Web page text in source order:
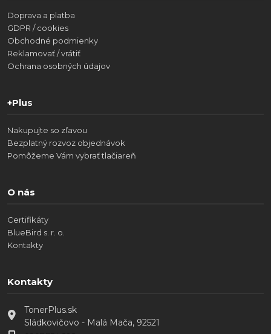
Doprava a platba
GDPR / cookies
Obchodné podmienky
Reklamovať / vrátiť
Ochrana osobných údajov
+Plus
Nakupujte so zľavou
Bezplatný rozvoz objednávok
Pomôžeme Vám vybrať tlačiareň
O nás
Certifikáty
BlueBird s. r. o.
Kontakty
Kontakty
TonerPlus.sk
Sládkovičovo - Malá Mača, 92521